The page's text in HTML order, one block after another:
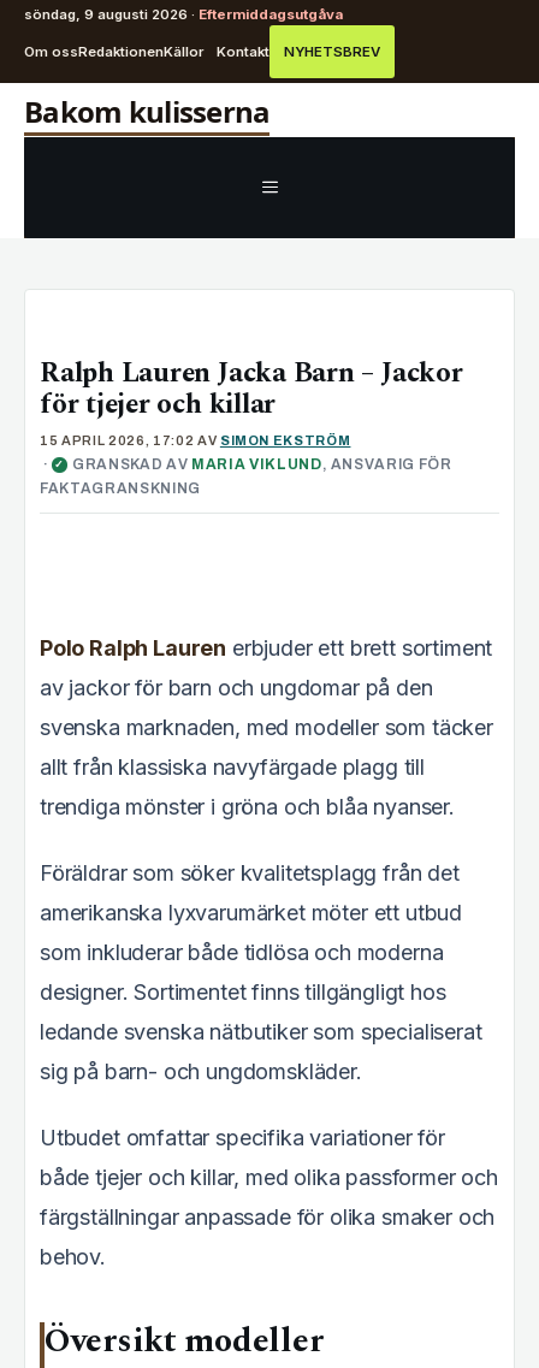
söndag, 9 augusti 2026 · Eftermiddagsutgåva
Om ossRedaktionenKällor Kontakt NYHETSBREV
HoppaBakom kulisserna
MENY
Ralph Lauren Jacka Barn – Jackor
för tjejer och killar
15 APRIL 2026, 17:02 AV SIMON EKSTRÖM
· ✓ GRANSKAD AV MARIA VIKLUND, ANSVARIG FÖR
FAKTAGRANSKNING
Polo Ralph Lauren erbjuder ett brett sortiment
av jackor för barn och ungdomar på den
svenska marknaden, med modeller som täcker
allt från klassiska navyfärgade plagg till
trendiga mönster i gröna och blåa nyanser.
Föräldrar som söker kvalitetsplagg från det
amerikanska lyxvarumärket möter ett utbud
som inkluderar både tidlösa och moderna
designer. Sortimentet finns tillgängligt hos
ledande svenska nätbutiker som specialiserat
sig på barn- och ungdomskläder.
Utbudet omfattar specifika variationer för
både tjejer och killar, med olika passformer och
färgställningar anpassade för olika smaker och
behov.
Översikt modeller